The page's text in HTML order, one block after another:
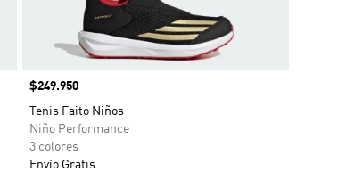
Precio
$249.950
Tenis Faito Niños
Niño Performance
3 colores
Envío Gratis